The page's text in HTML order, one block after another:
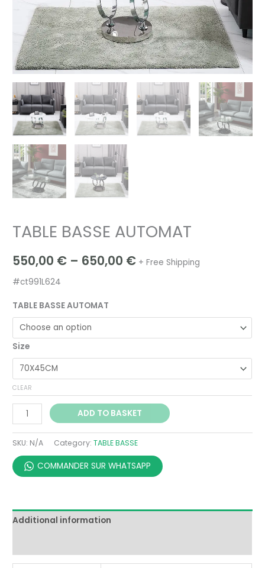
TABLE BASSE AUTOMAT
550,00 € – 650,00 € + Free Shipping
#ct991L624
TABLE BASSE AUTOMAT
Size
CLEAR
ADD TO BASKET
SKU: N/A Category:TABLE BASSE
COMMANDER SUR WHATSAPP
Additional information